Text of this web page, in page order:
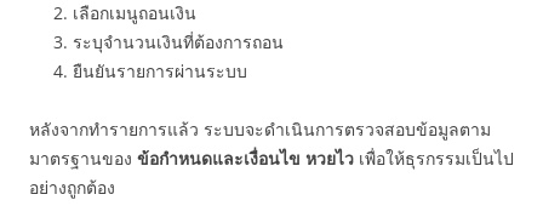
เลือกเมนูถอนเงิน
ระบุจำนวนเงินที่ต้องการถอน
ยืนยันรายการผ่านระบบ
หลังจากทำรายการแล้ว ระบบจะดำเนินการตรวจสอบข้อมูลตาม
มาตรฐานของ ข้อกำหนดและเงื่อนไข หวยไว เพื่อให้ธุรกรรมเป็นไป
อย่างถูกต้อง